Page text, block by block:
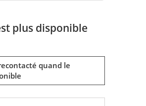
plus disponible
quand le